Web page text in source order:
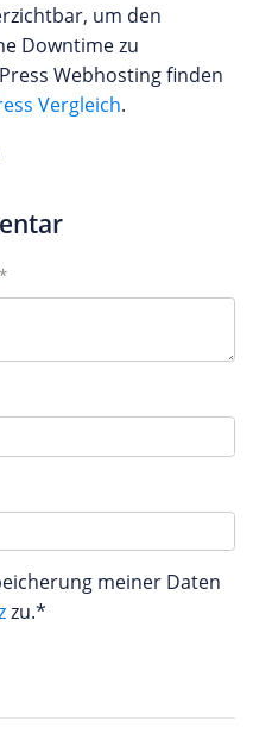
um den
Downtime zu
Webhosting finden
Vergleich.
meiner Daten
zu.*